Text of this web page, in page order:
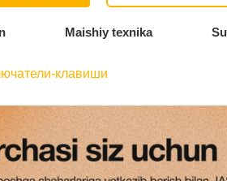
Maishiy texnika
клавиши